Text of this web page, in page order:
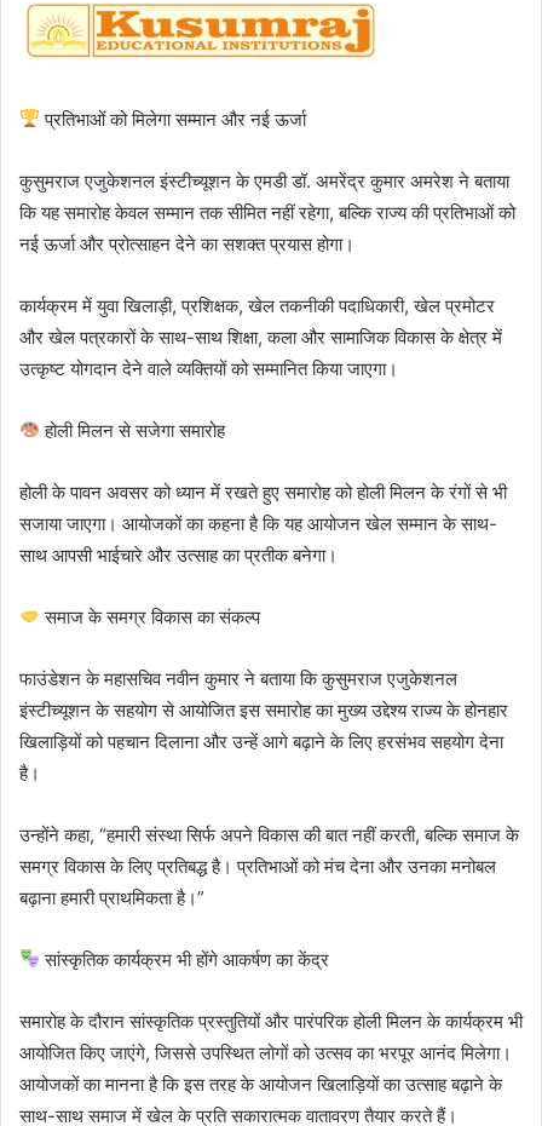
प्रतिभाओं को मिलेगा सम्मान और नई ऊर्जा
कुसुमराज एजुकेशनल इंस्टीच्यूशन के एमडी डॉ. अमरेंद्र कुमार अमरेश ने बताया
कि यह समारोह केवल सम्मान तक सीमित नहीं रहेगा, बल्कि राज्य की प्रतिभाओं को
नई ऊर्जा और प्रोत्साहन देने का सशक्त प्रयास होगा।
कार्यक्रम में युवा खिलाड़ी, प्रशिक्षक, खेल तकनीकी पदाधिकारी, खेल प्रमोटर
और खेल पत्रकारों के साथ-साथ शिक्षा, कला और सामाजिक विकास के क्षेत्र में
उत्कृष्ट योगदान देने वाले व्यक्तियों को सम्मानित किया जाएगा।
होली मिलन से सजेगा समारोह
होली के पावन अवसर को ध्यान में रखते हुए समारोह को होली मिलन के रंगों से भी
सजाया जाएगा। आयोजकों का कहना है कि यह आयोजन खेल सम्मान के साथ-
साथ आपसी भाईचारे और उत्साह का प्रतीक बनेगा।
समाज के समग्र विकास का संकल्प
फाउंडेशन के महासचिव नवीन कुमार ने बताया कि कुसुमराज एजुकेशनल
इंस्टीच्यूशन के सहयोग से आयोजित इस समारोह का मुख्य उद्देश्य राज्य के होनहार
खिलाड़ियों को पहचान दिलाना और उन्हें आगे बढ़ाने के लिए हरसंभव सहयोग देना
है।
उन्होंने कहा, “हमारी संस्था सिर्फ अपने विकास की बात नहीं करती, बल्कि समाज के
समग्र विकास के लिए प्रतिबद्ध है। प्रतिभाओं को मंच देना और उनका मनोबल
बढ़ाना हमारी प्राथमिकता है।”
सांस्कृतिक कार्यक्रम भी होंगे आकर्षण का केंद्र
समारोह के दौरान सांस्कृतिक प्रस्तुतियों और पारंपरिक होली मिलन के कार्यक्रम भी
आयोजित किए जाएंगे, जिससे उपस्थित लोगों को उत्सव का भरपूर आनंद मिलेगा।
आयोजकों का मानना है कि इस तरह के आयोजन खिलाड़ियों का उत्साह बढ़ाने के
साथ-साथ समाज में खेल के प्रति सकारात्मक वातावरण तैयार करते हैं।